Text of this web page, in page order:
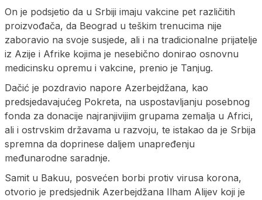
On je podsjetio da u Srbiji imaju vakcine pet različitih
proizvođača, da Beograd u teškim trenucima nije
zaboravio na svoje susjede, ali i na tradicionalne prijatelje
iz Azije i Afrike kojima je nesebično donirao osnovnu
medicinsku opremu i vakcine, prenio je Tanjug.
Dačić je pozdravio napore Azerbejdžana, kao
predsjedavajućeg Pokreta, na uspostavljanju posebnog
fonda za donacije najranjivijim grupama zemalja u Africi,
ali i ostrvskim državama u razvoju, te istakao da je Srbija
spremna da doprinese daljem unapređenju
međunarodne saradnje.
Samit u Bakuu, posvećen borbi protiv virusa korona,
otvorio je predsjednik Azerbejdžana Ilham Alijev koji je